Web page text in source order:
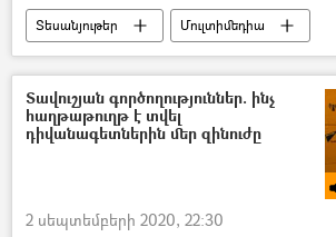
Տեսանյութեր
Մուլտիմեդիա
հասարակություն
Հայաստան
Արայիկ Հարությունյան
Առցանց ուսուցում
Աշակերտ
Ատոմ Մխիթարյան
Տավուշյան գործողություններ. ինչ
հաղթաթուղթ է տվել
դիվանագետներին մեր զինուժը
2 սեպտեմբերի 2020, 22:30